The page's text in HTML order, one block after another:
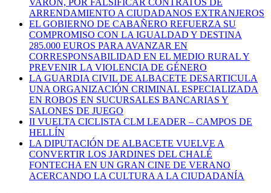
ARRENDAMIENTO A CIUDADANOS EXTRANJEROS
EL GOBIERNO DE CABAÑERO REFUERZA SU
COMPROMISO CON LA IGUALDAD Y DESTINA
285.000 EUROS PARA AVANZAR EN
CORRESPONSABILIDAD EN EL MEDIO RURAL Y
PREVENIR LA VIOLENCIA DE GÉNERO
LA GUARDIA CIVIL DE ALBACETE DESARTICULA
UNA ORGANIZACIÓN CRIMINAL ESPECIALIZADA
EN ROBOS EN SUCURSALES BANCARIAS Y
SALONES DE JUEGO
II VUELTA CICLISTA CLM LEADER – CAMPOS DE
HELLÍN
LA DIPUTACIÓN DE ALBACETE VUELVE A
CONVERTIR LOS JARDINES DEL CHALÉ
FONTECHA EN UN GRAN CINE DE VERANO
ACERCANDO LA CULTURA A LA CIUDADANÍA